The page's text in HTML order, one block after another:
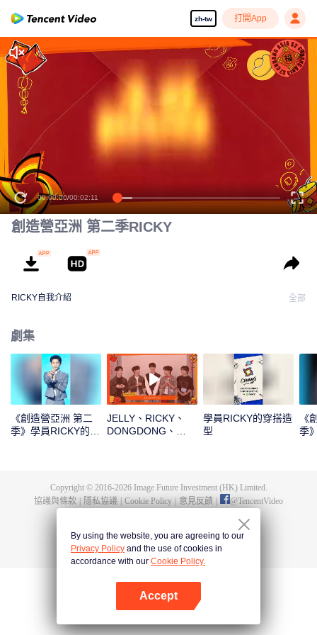
zh-tw 打開App
00:00:00/00:02:11
創造營亞洲 第二季RICKY
RICKY自我介紹 全部
劇集
《創造營亞洲 第二
季》學員RICKY的主
JELLY、RICKY、
DONGDONG、
學員RICKY的穿搭造
型
《
季
Copyright © 2016-2026Image Future Investment (HK) Limited.
協議與條款
隱私協議 Cookie Policy 意見反饋 @TencentVideo
By using the website, you are agreeing to our
Privacy Policy and the use of cookies in
accordance with our Cookie Policy.
Accept